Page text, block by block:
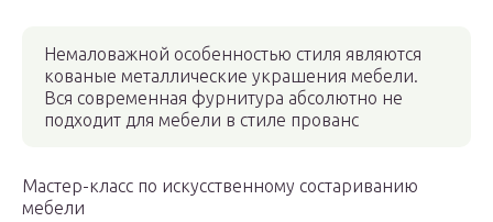
Немаловажной особенностью стиля являются
кованые металлические украшения мебели.
Вся современная фурнитура абсолютно не
подходит для мебели в стиле прованс
Мастер-класс по искусственному состариванию
мебели